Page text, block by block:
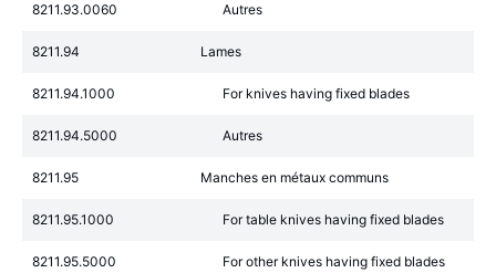
8211.93.0060 Autres
8211.94 Lames
8211.94.1000 For knives having fixed blades
8211.94.5000 Autres
8211.95 Manches en métaux communs
8211.95.1000 For table knives having fixed blades
8211.95.5000 For other knives having fixed blades